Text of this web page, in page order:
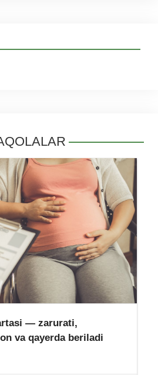
— zarurati,
va qayerda beriladi